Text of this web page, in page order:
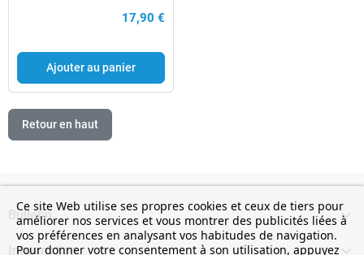
17,90 €
Ajouter au panier
Retour en haut
Bulletin 
Information 
Ce site Web utilise ses propres cookies et ceux de tiers pour
améliorer nos services et vous montrer des publicités liées à
vos préférences en analysant vos habitudes de navigation.
Pour donner votre consentement à son utilisation, appuyez